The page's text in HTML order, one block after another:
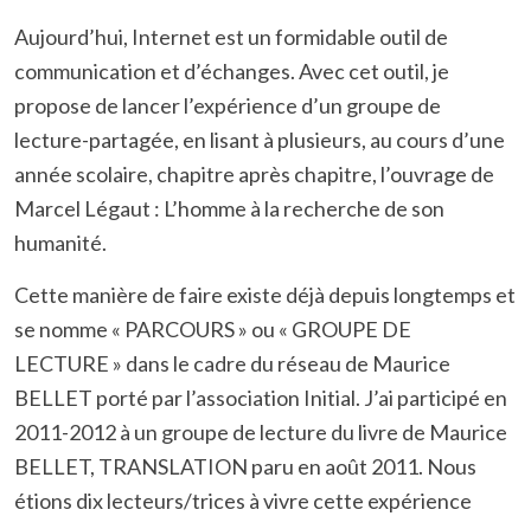
Aujourd’hui, Internet est un formidable outil de
communication et d’échanges. Avec cet outil, je
propose de lancer l’expérience d’un groupe de
lecture-partagée, en lisant à plusieurs, au cours d’une
année scolaire, chapitre après chapitre, l’ouvrage de
Marcel Légaut : L’homme à la recherche de son
humanité.
Cette manière de faire existe déjà depuis longtemps et
se nomme « PARCOURS » ou « GROUPE DE
LECTURE » dans le cadre du réseau de Maurice
BELLET porté par l’association Initial. J’ai participé en
2011-2012 à un groupe de lecture du livre de Maurice
BELLET, TRANSLATION paru en août 2011. Nous
étions dix lecteurs/trices à vivre cette expérience